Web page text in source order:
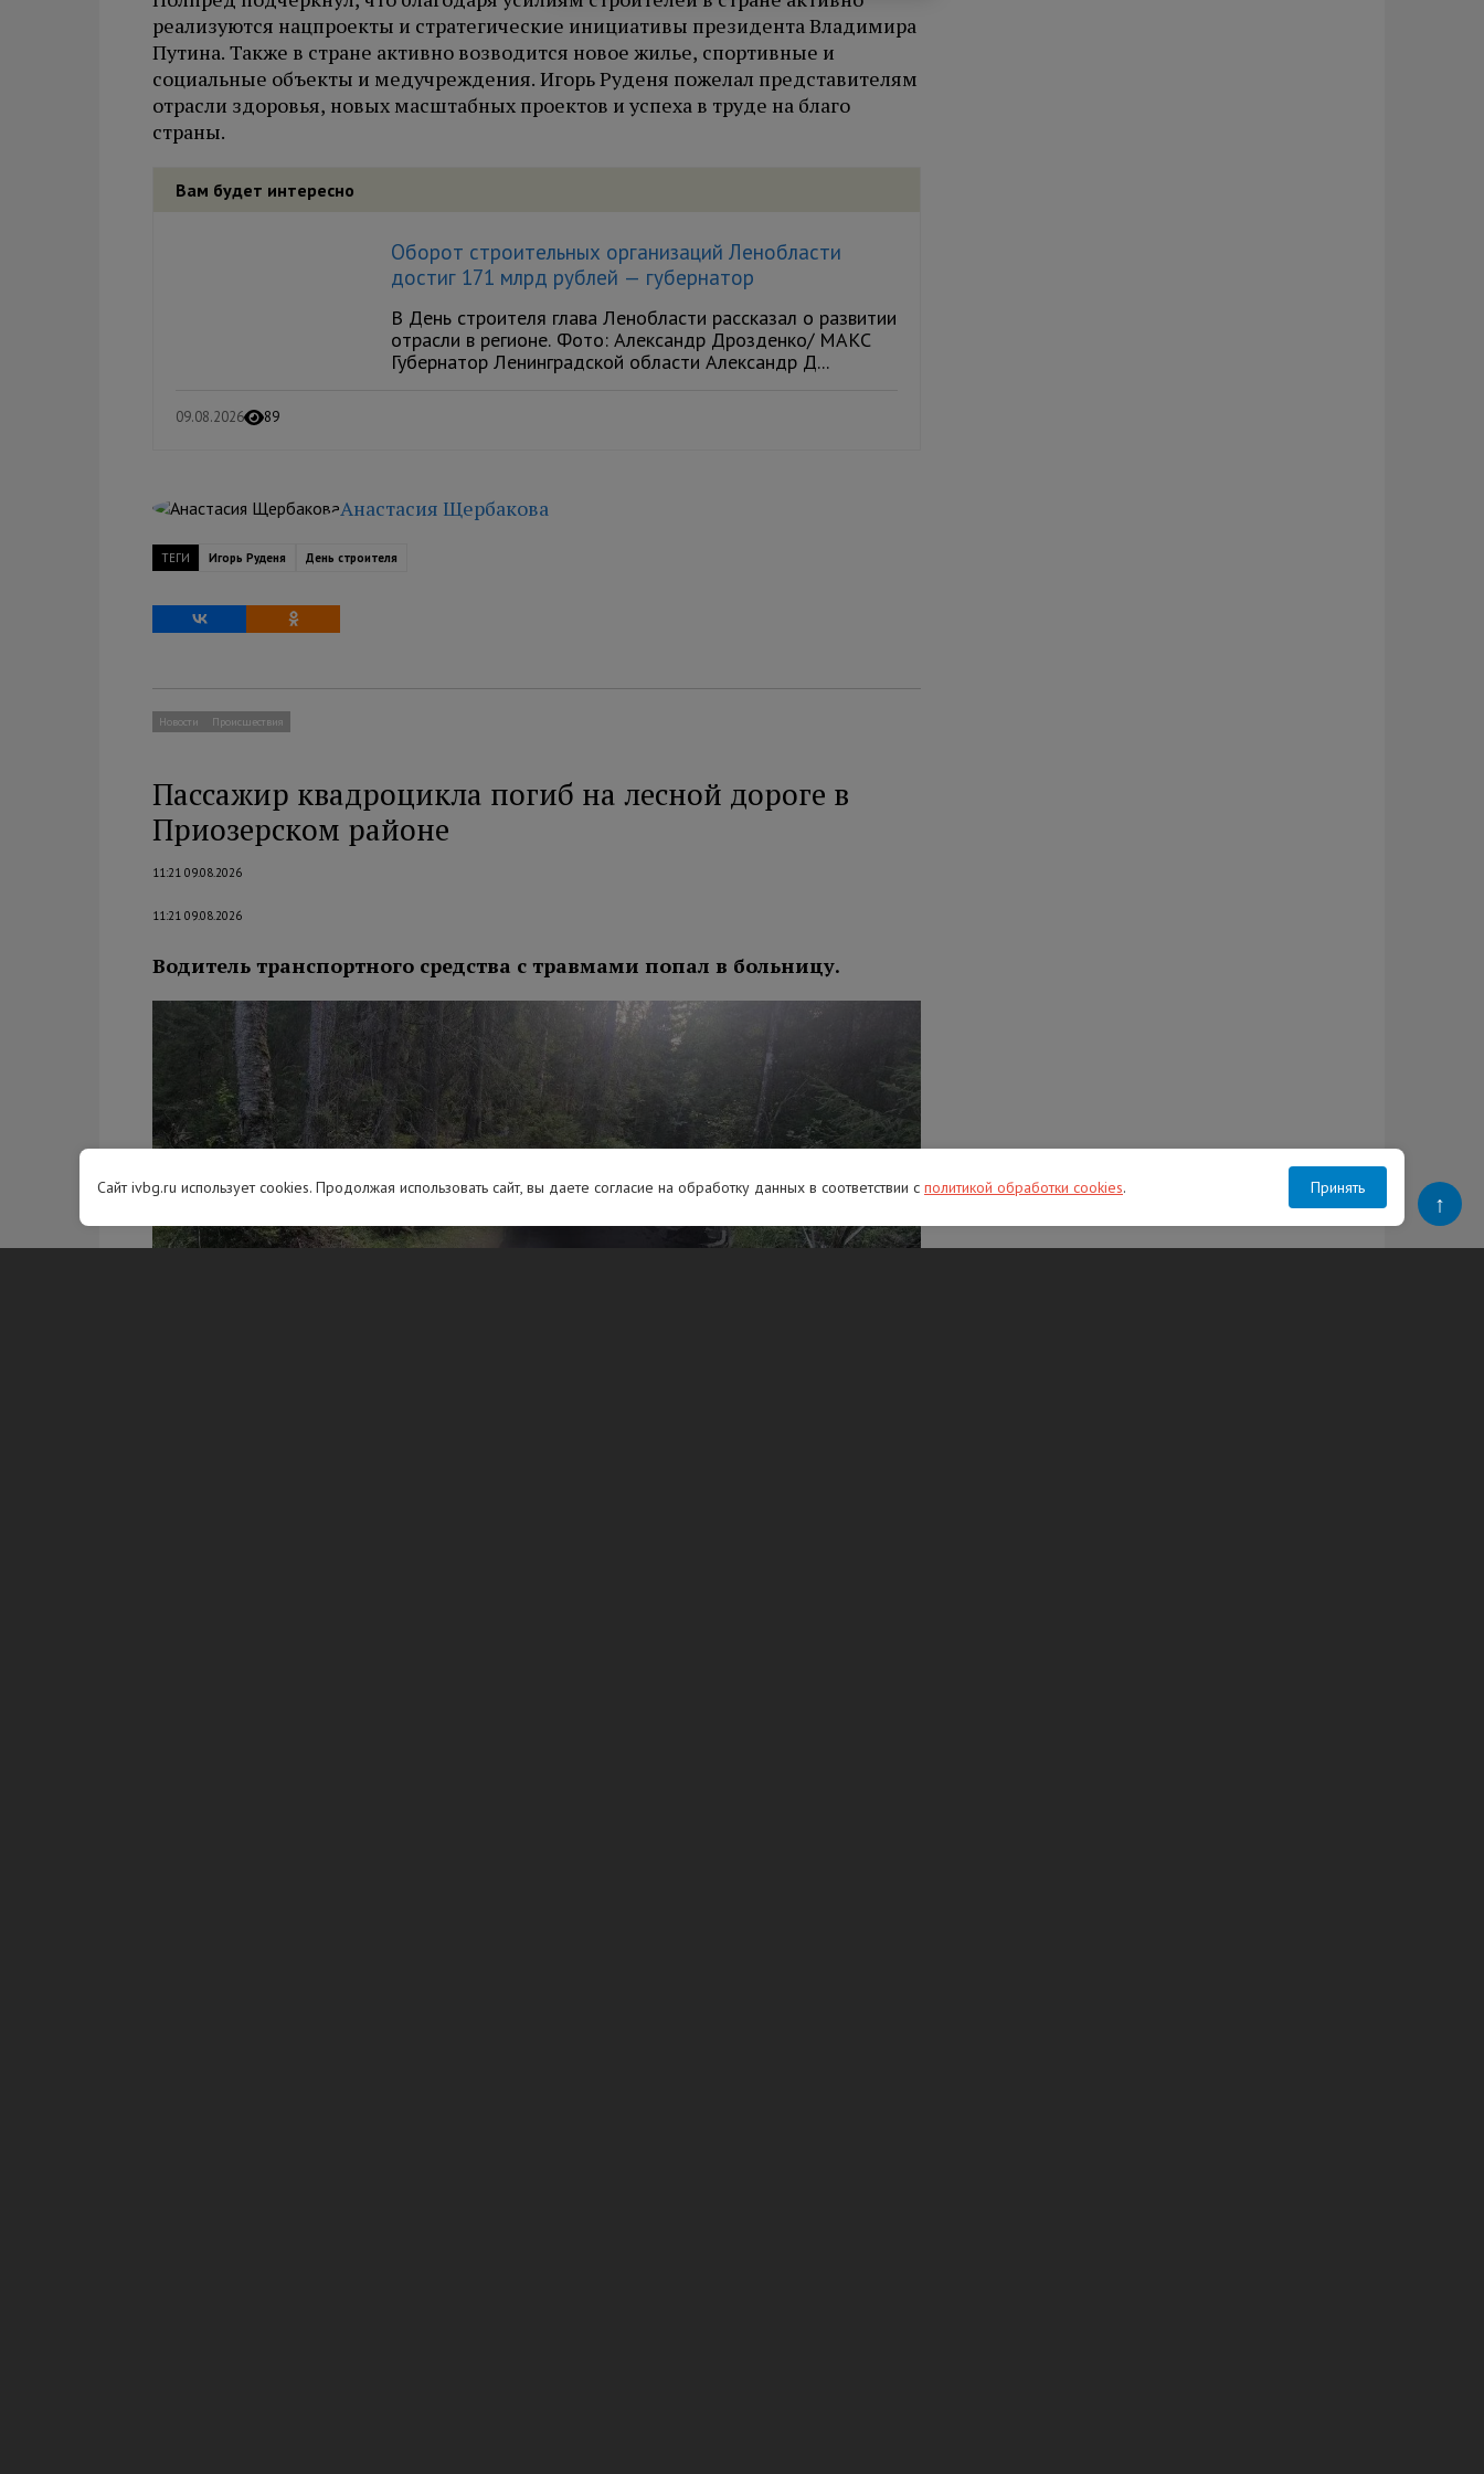
реализуются нацпроекты и стратегические инициативы президента Владимира
Путина. Также в стране активно возводится новое жилье, спортивные и
социальные объекты и медучреждения. Игорь Руденя пожелал представителям
отрасли здоровья, новых масштабных проектов и успеха в труде на благо
страны.
Вам будет интересно
Оборот строительных организаций Ленобласти
достиг 171 млрд рублей — губернатор
В День строителя глава Ленобласти рассказал о развитии
отрасли в регионе. Фото: Александр Дрозденко/ МАКС
Губернатор Ленинградской области Александр Д...
09.08.2026 89
Анастасия Щербакова
ТЕГИ Игорь Руденя День строителя
Новости Происшествия
Пассажир квадроцикла погиб на лесной дороге в
Приозерском районе
11:21 09.08.2026
11:21 09.08.2026
Водитель транспортного средства с травмами попал в больницу.
Сайт ivbg.ru использует cookies. Продолжая использовать сайт, вы даете согласие на обработку данных в соответствии с политикой обработки cookies. Принять
↑